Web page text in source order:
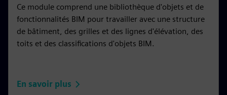
Ce module comprend une bibliothèque d'objets et de
fonctionnalités BIM pour travailler avec une structure
de bâtiment, des grilles et des lignes d'élévation, des
toits et des classifications d'objets BIM.
En savoir plus